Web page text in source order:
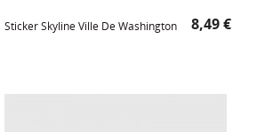
Sticker Skyline Ville De Washington Prix
8,49 €